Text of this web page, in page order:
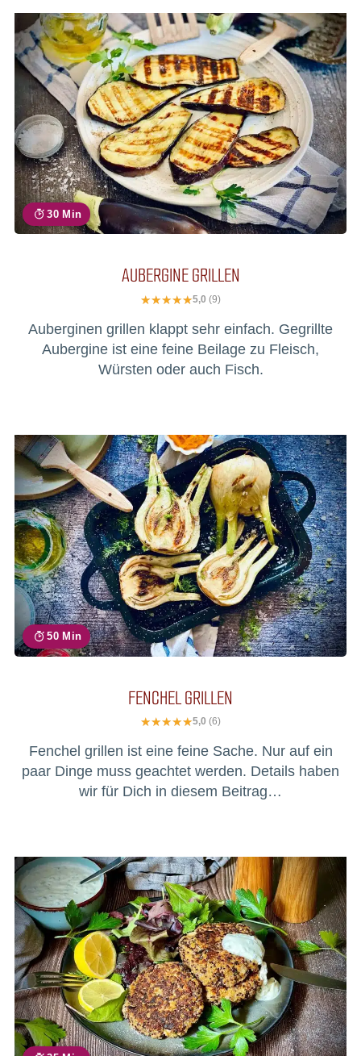
30 Min
AUBERGINE GRILLEN
5,0 (9)
Auberginen grillen klappt sehr einfach. Gegrillte
Aubergine ist eine feine Beilage zu Fleisch,
Würsten oder auch Fisch.
50 Min
FENCHEL GRILLEN
5,0 (6)
Fenchel grillen ist eine feine Sache. Nur auf ein
paar Dinge muss geachtet werden. Details haben
wir für Dich in diesem Beitrag…